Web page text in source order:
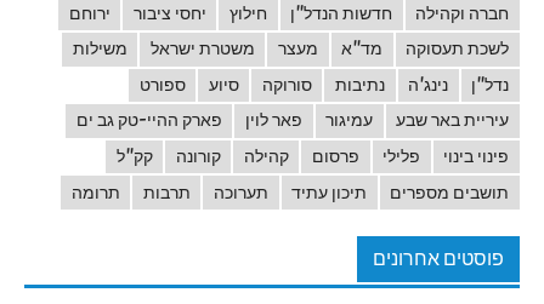
חברה וקהילה
חדשות הנדל"ן חילוץ יחסי ציבור
ירוחם
לשכת תעסוקה
מד"א מעצר משטרת ישראל
משילות
נדל"ן
נינג'ה נתיבות סורוקה סיוע
ספורט
עיריית באר שבע
עמיגור פאר לוין
פארק ההיי-טק גב ים
פינוי בינוי
פלילי פרסום קהילה קורונה
קק"ל
תושבים מספרים
תיכון עתיד תערוכה תרבות תרומה
פוסטים אחרונים